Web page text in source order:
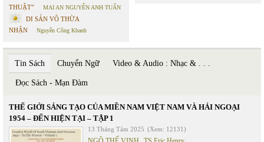
THUẬT”
MAI AN NGUYỄN ANH TUẤN
DI SẢN VÔ THỪA
NHẬN
Nguyễn Công Khanh
Tin Sách Chuyển Ngữ Video & Audio : Nhạc & . . .
Đọc Sách - Mạn Đàm
THẾ GIỚI SÁNG TẠO CỦA MIỀN NAM VIỆT NAM VÀ HẢI NGOẠI
1954 – ĐẾN HIỆN TẠI – TẬP 1
13 Tháng Tám 2025 (Xem: 12131)